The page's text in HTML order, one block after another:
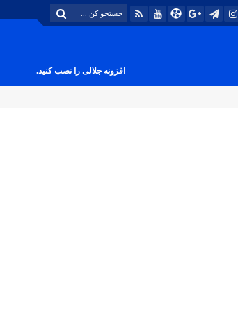
افزونه جلالی را نصب کنید.